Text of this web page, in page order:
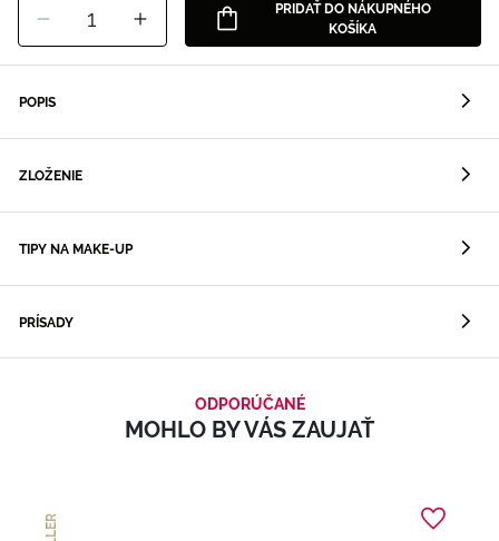
1
PRIDAŤ DO NÁKUPNÉHO
KOŠÍKA
POPIS
ZLOŽENIE
TIPY NA MAKE-UP
PRÍSADY
ODPORÚČANÉ
MOHLO BY VÁS ZAUJAŤ